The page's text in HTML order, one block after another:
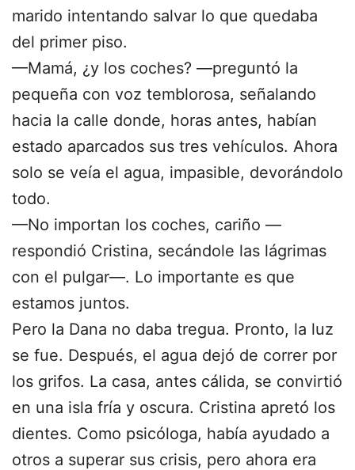
marido intentando salvar lo que quedaba
del primer piso.
—Mamá, ¿y los coches? —preguntó la
pequeña con voz temblorosa, señalando
hacia la calle donde, horas antes, habían
estado aparcados sus tres vehículos. Ahora
solo se veía el agua, impasible, devorándolo
todo.
—No importan los coches, cariño —
respondió Cristina, secándole las lágrimas
con el pulgar—. Lo importante es que
estamos juntos.
Pero la Dana no daba tregua. Pronto, la luz
se fue. Después, el agua dejó de correr por
los grifos. La casa, antes cálida, se convirtió
en una isla fría y oscura. Cristina apretó los
dientes. Como psicóloga, había ayudado a
otros a superar sus crisis, pero ahora era